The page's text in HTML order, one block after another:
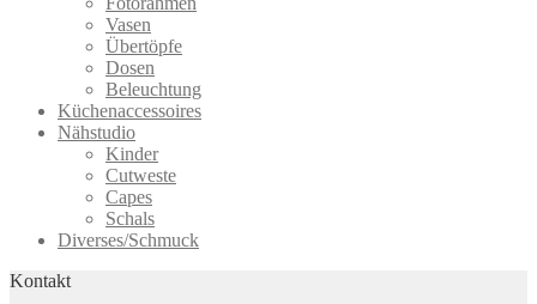
Vasen
Übertöpfe
Dosen
Beleuchtung
Küchenaccessoires
Nähstudio
Kinder
Cutweste
Capes
Schals
Diverses/Schmuck
Kontakt